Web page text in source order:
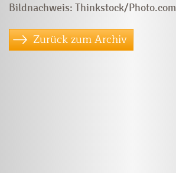
Bildnachweis: Thinkstock/Photo.com
Zurück zum Archiv